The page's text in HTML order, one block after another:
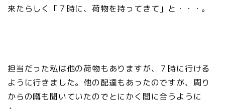
来たらしく「７時に、荷物を持ってきて」と・・・。
担当だった私は他の荷物もありますが、７時に行ける
ように行きました。他の配達もあったのですが、周り
からの噂も聞いていたのでとにかく間に合うように